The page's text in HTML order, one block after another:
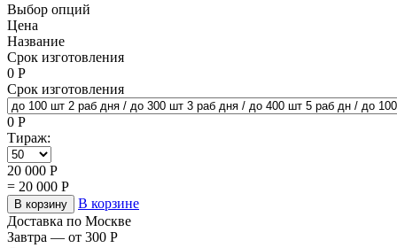
Выбор опций
Цена
Название
Срок изготовления
0 Р
Срок изготовления
0 Р
Тираж:
20 000 Р
= 20 000 Р
В корзину
В корзине
Доставка по Москве
Завтра — от 300 Р